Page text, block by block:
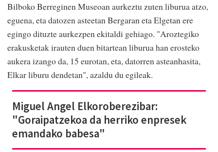
Bilboko Berreginen Museoan aurkeztu zuten liburua atzo,
eguena, eta datozen asteetan Bergaran eta Elgetan ere
egingo dituzte aurkezpen ekitaldi gehiago. "Aroztegiko
erakusketak irauten duen bitartean liburua han erosteko
aukera izango da, 15 eurotan, eta, datorren asteanhasita,
Elkar liburu dendetan", azaldu du egileak.
Miguel Angel Elkoroberezibar:
"Goraipatzekoa da herriko enpresek
emandako babesa"